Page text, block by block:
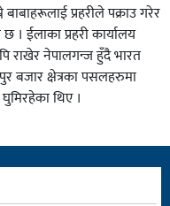
बाबाहरूलाई प्रहरीले पक्राउ गरेर
। ईलाका प्रहरी कार्यालय
राखेर नेपालगन्ज हुँदै भारत
बजार क्षेत्रका पसलहरुमा
थिए ।